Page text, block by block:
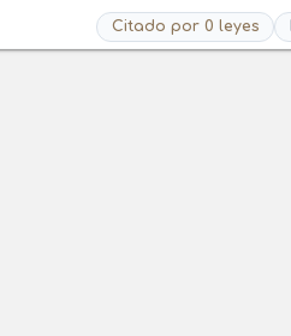
Citado por 0 leyes